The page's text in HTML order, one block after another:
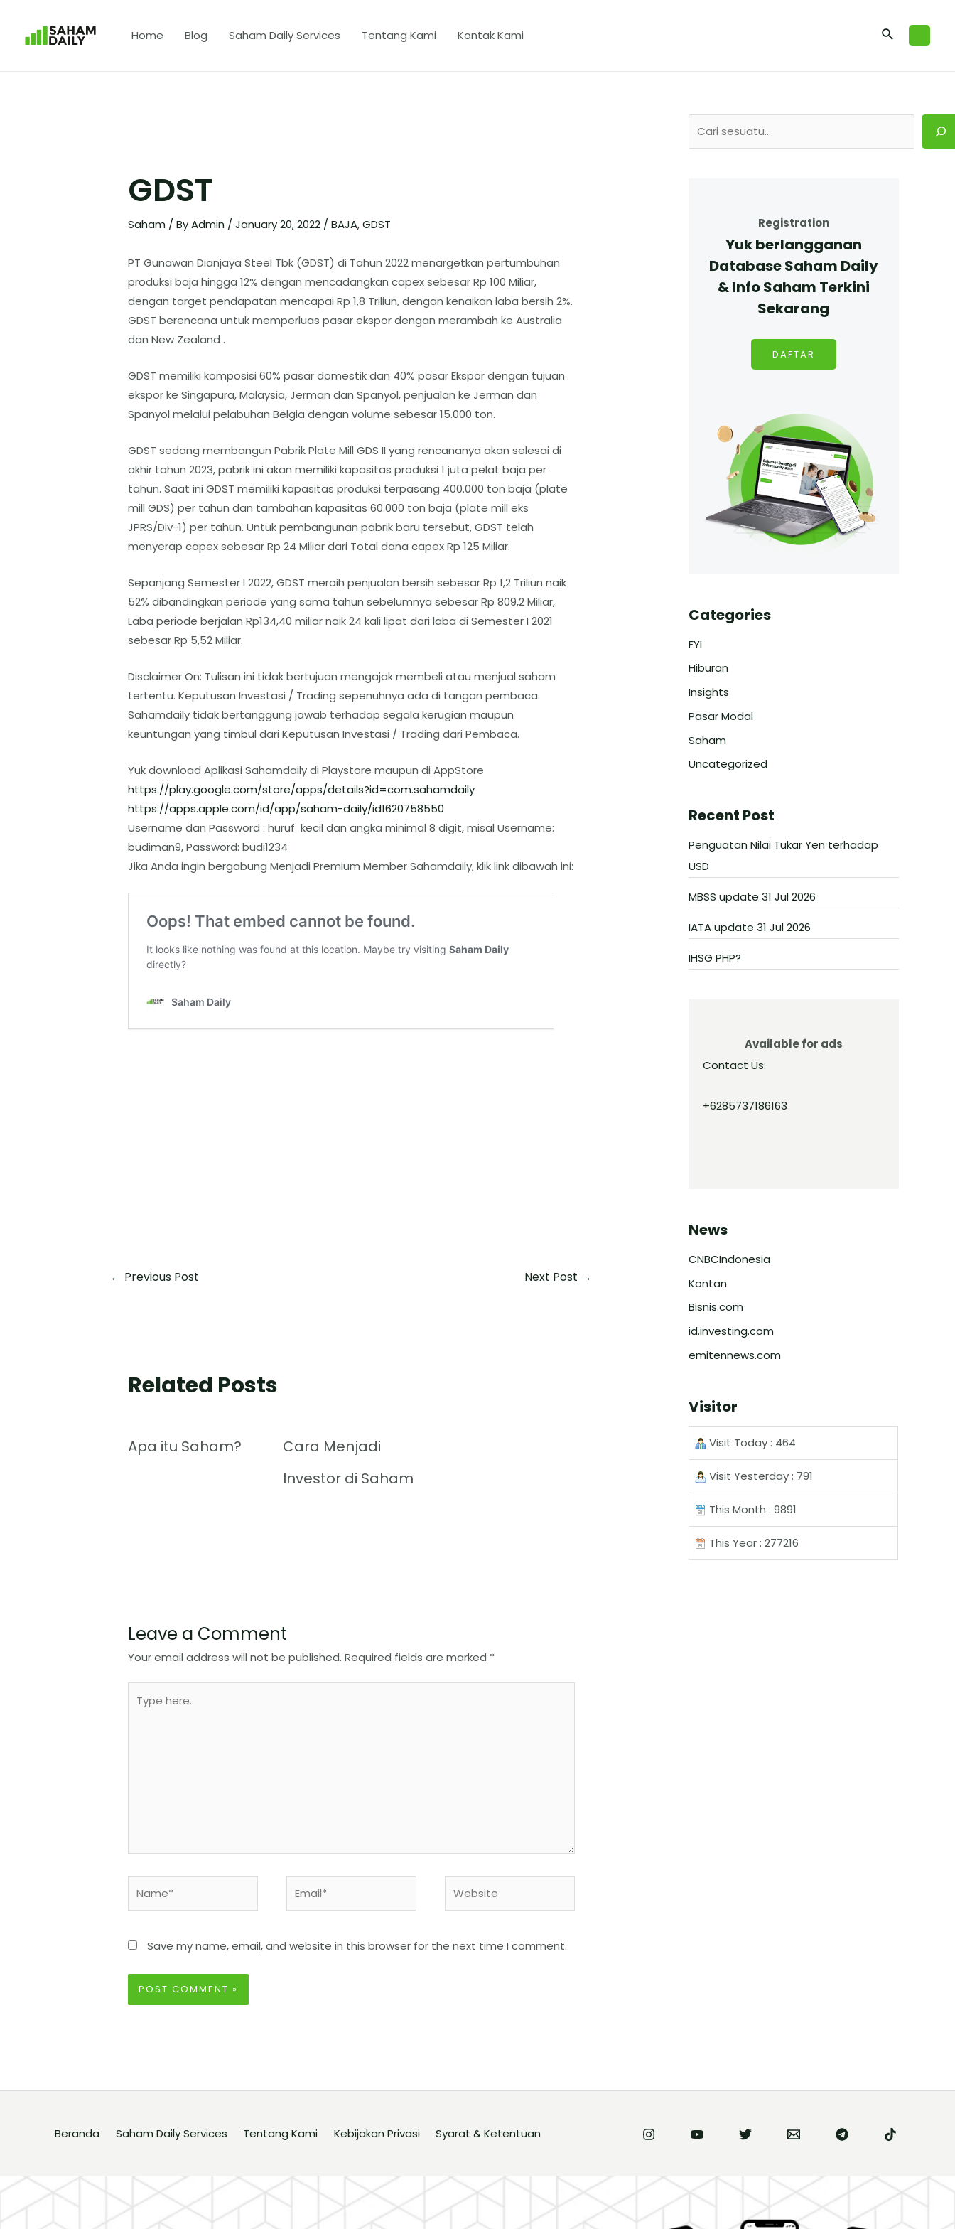
Home Blog Saham Daily Services Tentang Kami Kontak Kami
GDST
Saham / ByAdmin / January 20, 2022 / BAJA,GDST
PT Gunawan Dianjaya Steel Tbk (GDST) di Tahun 2022 menargetkan pertumbuhan
produksi baja hingga 12% dengan mencadangkan capex sebesar Rp 100 Miliar,
dengan target pendapatan mencapai Rp 1,8 Triliun, dengan kenaikan laba bersih 2%.
GDST berencana untuk memperluas pasar ekspor dengan merambah ke Australia
dan New Zealand .
GDST memiliki komposisi 60% pasar domestik dan 40% pasar Ekspor dengan tujuan
ekspor ke Singapura, Malaysia, Jerman dan Spanyol, penjualan ke Jerman dan
Spanyol melalui pelabuhan Belgia dengan volume sebesar 15.000 ton.
GDST sedang membangun Pabrik Plate Mill GDS II yang rencananya akan selesai di
akhir tahun 2023, pabrik ini akan memiliki kapasitas produksi 1 juta pelat baja per
tahun. Saat ini GDST memiliki kapasitas produksi terpasang 400.000 ton baja (plate
mill GDS) per tahun dan tambahan kapasitas 60.000 ton baja (plate mill eks
JPRS/Div-1) per tahun. Untuk pembangunan pabrik baru tersebut, GDST telah
menyerap capex sebesar Rp 24 Miliar dari Total dana capex Rp 125 Miliar.
Sepanjang Semester I 2022, GDST meraih penjualan bersih sebesar Rp 1,2 Triliun naik
52% dibandingkan periode yang sama tahun sebelumnya sebesar Rp 809,2 Miliar,
Laba periode berjalan Rp134,40 miliar naik 24 kali lipat dari laba di Semester I 2021
sebesar Rp 5,52 Miliar.
Disclaimer On: Tulisan ini tidak bertujuan mengajak membeli atau menjual saham
tertentu. Keputusan Investasi / Trading sepenuhnya ada di tangan pembaca.
Sahamdaily tidak bertanggung jawab terhadap segala kerugian maupun
keuntungan yang timbul dari Keputusan Investasi / Trading dari Pembaca.
Yuk download Aplikasi Sahamdaily di Playstore maupun di AppStore
https://play.google.com/store/apps/details?id=com.sahamdaily
https://apps.apple.com/id/app/saham-daily/id1620758550
Username dan Password : huruf kecil dan angka minimal 8 digit, misal Username:
budiman9, Password: budi1234
Jika Anda ingin bergabung Menjadi Premium Member Sahamdaily, klik link dibawah ini:
← Previous Post Next Post →
Related Posts
Apa itu Saham?
Cara Menjadi
Investor di Saham
Leave a Comment
Your email address will not be published. Required fields are marked *
Save my name, email, and website in this browser for the next time I comment.
Registration
Yuk berlangganan
Database Saham Daily
& Info Saham Terkini
Sekarang
DAFTAR
Categories
FYI
Hiburan
Insights
Pasar Modal
Saham
Uncategorized
Recent Post
Penguatan Nilai Tukar Yen terhadap
USD
MBSS update 31 Jul 2026
IATA update 31 Jul 2026
IHSG PHP?
Available for ads
Contact Us:
+6285737186163
News
CNBCIndonesia
Kontan
Bisnis.com
id.investing.com
emitennews.com
Visitor
Visit Today : 464
Visit Yesterday : 791
This Month : 9891
This Year : 277216
Beranda Saham Daily Services Tentang Kami Kebijakan Privasi Syarat & Ketentuan